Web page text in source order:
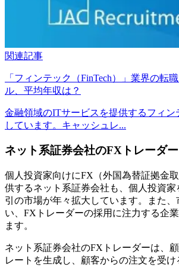
関連記事
「フィンテック（FinTech）」業界の転
ル、平均年収は？
金融領域のITサービスを提供するフィン
しています。キャッシュレ...
ネット系証券会社のFXトレーダー
個人投資家向けにFX（外国為替証拠金
供するネット系証券会社も、個人投資家
引の市場が年々拡大しています。また
い、FXトレーダーの採用に注力する企
ます。
ネット系証券会社のFXトレーダーは、
レートを生成し、顧客からの注文を受